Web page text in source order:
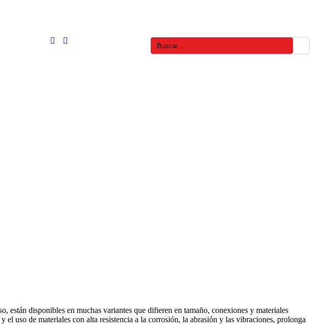
están disponibles en muchas variantes que difieren en tamaño, conexiones y materiales
uso de materiales con alta resistencia a la corrosión, la abrasión y las vibraciones, prolonga